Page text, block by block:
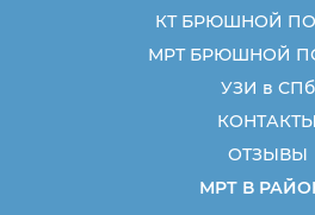
КТ БРЮШНОЙ
МРТ БРЮШНОЙ
УЗИ в СПб
КОНТАКТЫ
ОТЗЫВЫ
МРТ В